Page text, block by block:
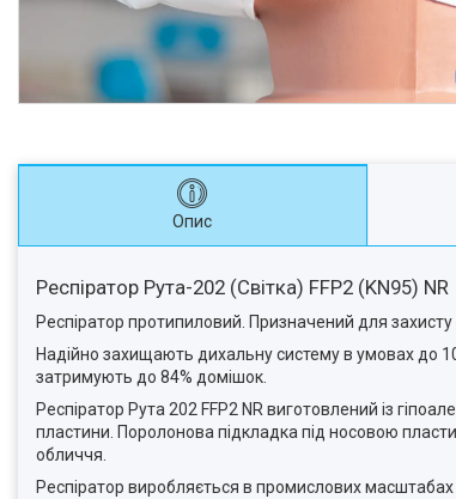
Опис
Респіратор Рута-202 (Світка) FFP2 (KN95)
Респіратор протипиловий. Призначений для
Надійно захищають дихальну систему в умовах до
затримують до 84% домішок.
Респіратор Рута 202 FFP2 NR виготовлений із
пластини. Поролонова підкладка під носовою
обличчя.
Респіратор виробляється в промислових